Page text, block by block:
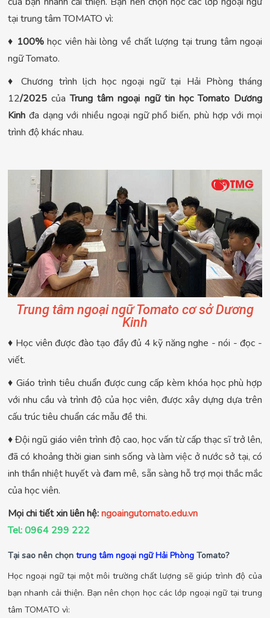
tại trung tâm TOMATO vì:
♦ 100%học viên hài lòng về chất lượng tại trung tâm ngoại
ngữ Tomato.
♦ Chương trình lịch học ngoại ngữ tại Hải Phòng tháng
12/2025 củaTrung tâm ngoại ngữ tin học Tomato Dương
Kinh đa dạng với nhiều ngoại ngữ phổ biến, phù hợp với mọi
trình độ khác nhau.
Trung tâm ngoại ngữ Tomato cơ sở Dương
Kinh
♦ Học viên được đào tạo đầy đủ 4 kỹ năng nghe - nói - đọc -
viết.
♦ Giáo trình tiêu chuẩn được cung cấp kèm khóa học phù hợp
với nhu cầu và trình độ của học viên, được xây dựng dựa trên
cấu trúc tiêu chuẩn các mẫu đề thi.
♦ Đội ngũ giáo viên trình độ cao, học vấn từ cấp thạc sĩ trở lên,
đã có khoảng thời gian sinh sống và làm việc ở nước sở tại, có
inh thần nhiệt huyết và đam mê, sẵn sàng hỗ trợ mọi thắc mắc
của học viên.
Mọi chi tiết xin liên hệ:ngoaingutomato.edu.vn
Tel: 0964 299 222
Tại sao nên chọn trung tâm ngoại ngữ Hải Phòng Tomato?
Học ngoại ngữ tại một môi trường chất lượng sẽ giúp trình độ của
bạn nhanh cải thiện. Bạn nên chọn học các lớp ngoại ngữ tại trung
tâm TOMATO vì: